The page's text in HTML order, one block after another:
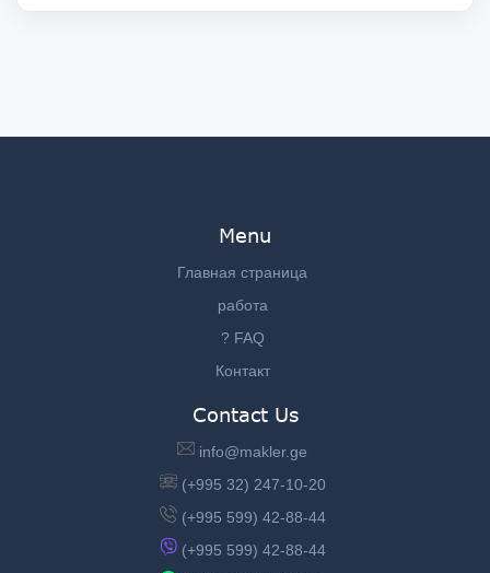
Menu
Главная страница
работа
? FAQ
Контакт
Contact Us
info@makler.ge
(+995 32) 247-10-20
(+995 599) 42-88-44
(+995 599) 42-88-44